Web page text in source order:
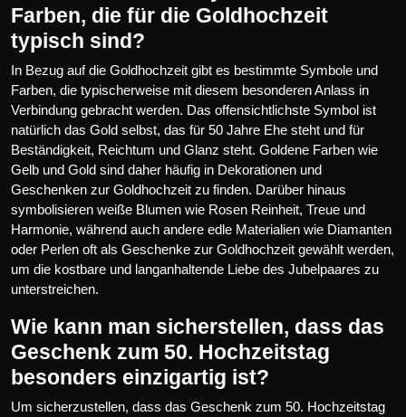
Farben, die für die Goldhochzeit
typisch sind?
In Bezug auf die Goldhochzeit gibt es bestimmte Symbole und
Farben, die typischerweise mit diesem besonderen Anlass in
Verbindung gebracht werden. Das offensichtlichste Symbol ist
natürlich das Gold selbst, das für 50 Jahre Ehe steht und für
Beständigkeit, Reichtum und Glanz steht. Goldene Farben wie
Gelb und Gold sind daher häufig in Dekorationen und
Geschenken zur Goldhochzeit zu finden. Darüber hinaus
symbolisieren weiße Blumen wie Rosen Reinheit, Treue und
Harmonie, während auch andere edle Materialien wie Diamanten
oder Perlen oft als Geschenke zur Goldhochzeit gewählt werden,
um die kostbare und langanhaltende Liebe des Jubelpaares zu
unterstreichen.
Wie kann man sicherstellen, dass das
Geschenk zum 50. Hochzeitstag
besonders einzigartig ist?
Um sicherzustellen, dass das Geschenk zum 50. Hochzeitstag